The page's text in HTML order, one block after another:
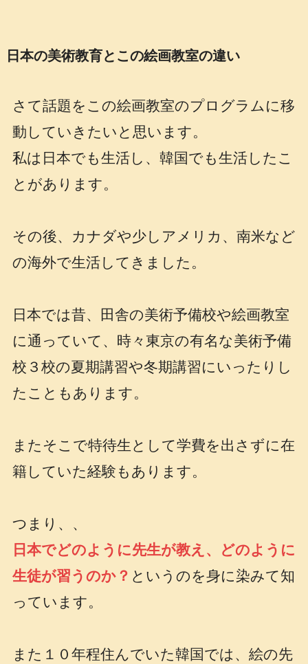
日本の美術教育とこの絵画教室の違い
さて話題をこの絵画教室のプログラムに移
動していきたいと思います。
私は日本でも生活し、韓国でも生活したこ
とがあります。
その後、カナダや少しアメリカ、南米など
の海外で生活してきました。
日本では昔、田舎の美術予備校や絵画教室
に通っていて、時々東京の有名な美術予備
校３校の夏期講習や冬期講習にいったりし
たこともあります。
またそこで特待生として学費を出さずに在
籍していた経験もあります。
つまり、、
日本でどのように先生が教え、どのように
生徒が習うのか？ というのを身に染みて知
っています。
また１０年程住んでいた韓国では、絵の先